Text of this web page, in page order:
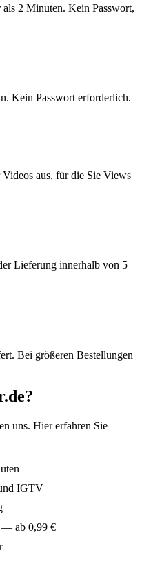
2 Minuten. Kein Passwort,
Kein Passwort erforderlich.
aus, für die Sie Views
Lieferung innerhalb von 5–
Bei größeren Bestellungen
uns. Hier erfahren Sie
IGTV
— ab 0,99 €